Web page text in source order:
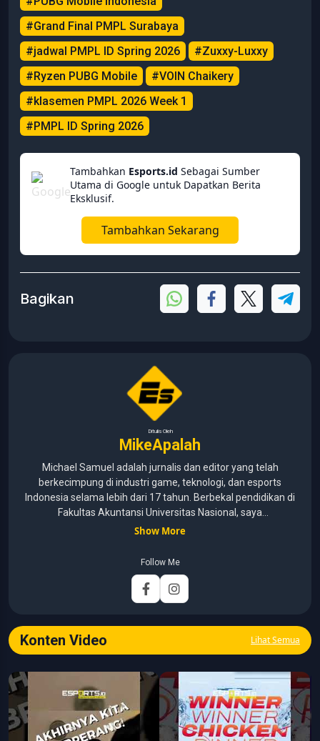
#Grand Final PMPL Surabaya
#jadwal PMPL ID Spring 2026
#Zuxxy-Luxxy
#Ryzen PUBG Mobile
#VOIN Chaikery
#klasemen PMPL 2026 Week 1
#PMPL ID Spring 2026
Tambahkan Esports.id Sebagai Sumber
Utama di Google untuk Dapatkan Berita
Eksklusif.
Tambahkan Sekarang
Bagikan
Ditulis Oleh
MikeApalah
Michael Samuel adalah jurnalis dan editor yang telah
berkecimpung di industri game, teknologi, dan esports
Indonesia selama lebih dari 17 tahun. Berbekal pendidikan di
Fakultas Akuntansi Universitas Nasional, saya
menggabungkan kemampuan analisis dengan pengalaman
pernah menangani berbagai peran, mulai dari reporter, editor,
marketing, business development, hingga Editor in Chief.
Fokus utamanya adalah menghadirkan tulisan yang
informatif, mendalam, dan mudah dipahami, khususnya
Show More
Follow Me
Konten Video Lihat Semua